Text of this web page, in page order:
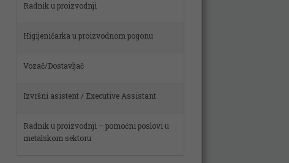
Higijeničarka u proizvodnom pogonu
Vozač/Dostavljač
Izvršni asistent / Executive Assistant
Radnik u proizvodnji – pomoćni poslovi u
Spremačica